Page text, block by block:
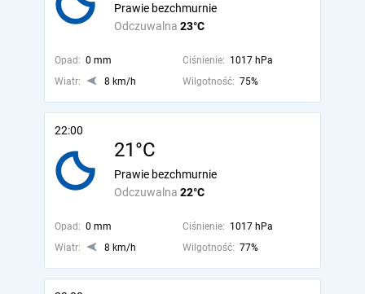
Odczuwalna 23°C
Prawie bezchmurnie
Opad: 0 mm Ciśnienie: 1017 hPa
Wiatr:
8 km/h Wilgotność: 75%
22:00
21°C
Odczuwalna 22°C
Prawie bezchmurnie
Opad: 0 mm Ciśnienie: 1017 hPa
Wiatr:
8 km/h Wilgotność: 77%